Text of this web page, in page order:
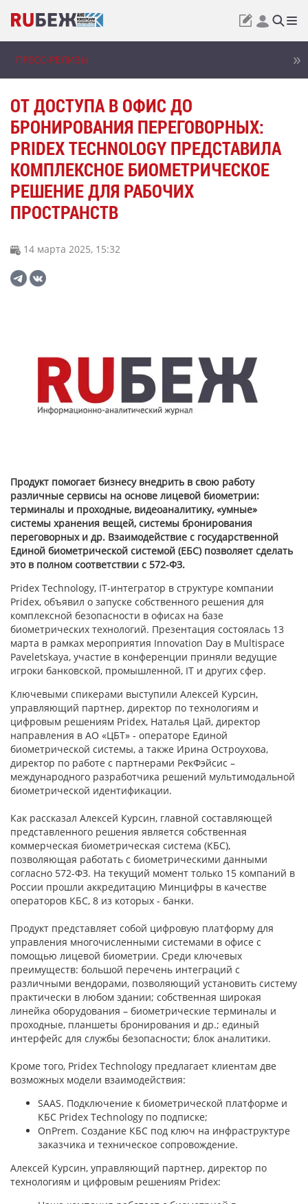
ПРЕСС-РЕЛИЗЫ
ОТ ДОСТУПА В ОФИС ДО
БРОНИРОВАНИЯ ПЕРЕГОВОРНЫХ:
PRIDEX TECHNOLOGY ПРЕДСТАВИЛА
КОМПЛЕКСНОЕ БИОМЕТРИЧЕСКОЕ
РЕШЕНИЕ ДЛЯ РАБОЧИХ
ПРОСТРАНСТВ
14 марта 2025, 15:32
Продукт помогает бизнесу внедрить в свою работу
различные сервисы на основе лицевой биометрии:
терминалы и проходные, видеоаналитику, «умные»
системы хранения вещей, системы бронирования
переговорных и др. Взаимодействие с государственной
Единой биометрической системой (ЕБС) позволяет сделать
это в полном соответствии с 572-ФЗ.
Pridex Technology, IT-интегратор в структуре компании
Pridex, объявил о запуске собственного решения для
комплексной безопасности в офисах на базе
биометрических технологий. Презентация состоялась 13
марта в рамках мероприятия Innovation Day в Multispace
Paveletskaya, участие в конференции приняли ведущие
игроки банковской, промышленной, IT и других сфер.
Ключевыми спикерами выступили Алексей Курсин,
управляющий партнер, директор по технологиям и
цифровым решениям Pridex, Наталья Цай, директор
направления в АО «ЦБТ» - операторе Единой
биометрической системы, а также Ирина Остроухова,
директор по работе с партнерами РекФэйсис –
международного разработчика решений мультимодальной
биометрической идентификации.
Как рассказал Алексей Курсин, главной составляющей
представленного решения является собственная
коммерческая биометрическая система (КБС),
позволяющая работать с биометрическими данными
согласно 572-ФЗ. На текущий момент только 15 компаний в
России прошли аккредитацию Минцифры в качестве
операторов КБС, 8 из которых - банки.
Продукт представляет собой цифровую платформу для
управления многочисленными системами в офисе с
помощью лицевой биометрии. Среди ключевых
преимуществ: большой перечень интеграций с
различными вендорами, позволяющий установить систему
практически в любом здании; собственная широкая
линейка оборудования – биометрические терминалы и
проходные, планшеты бронирования и др.; единый
интерфейс для службы безопасности; блок аналитики.
Кроме того, Pridex Technology предлагает клиентам две
возможных модели взаимодействия:
SAAS. Подключение к биометрической платформе и
КБС Pridex Technology по подписке;
OnPrem. Создание КБС под ключ на инфраструктуре
заказчика и техническое сопровождение.
Алексей Курсин, управляющий партнер, директор по
технологиям и цифровым решениям Pridex: